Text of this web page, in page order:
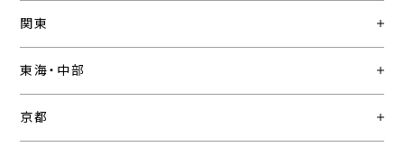
関東
東海・中部
京都